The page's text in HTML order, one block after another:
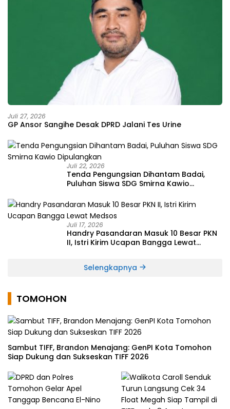
Juli 27, 2026
GP Ansor Sangihe Desak DPRD Jalani Tes Urine
Juli 22, 2026
Tenda Pengungsian Dihantam Badai,
Puluhan Siswa SDG Smirna Kawio
Juli 17, 2026
Handry Pasandaran Masuk 10 Besar PKN
II, Istri Kirim Ucapan Bangga Lewat
Selengkapnya
TOMOHON
Sambut TIFF, Brandon Menajang: ​GenPI Kota Tomohon
Siap Dukung dan Sukseskan TIFF 2026